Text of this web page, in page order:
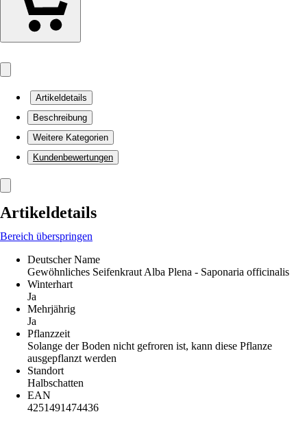
Artikeldetails
Beschreibung
Weitere Kategorien
Kundenbewertungen
Artikeldetails
Bereich überspringen
Deutscher Name
Gewöhnliches Seifenkraut Alba Plena - Saponaria officinalis
Winterhart
Ja
Mehrjährig
Ja
Pflanzzeit
Solange der Boden nicht gefroren ist, kann diese Pflanze
ausgepflanzt werden
Standort
Halbschatten
EAN
4251491474436